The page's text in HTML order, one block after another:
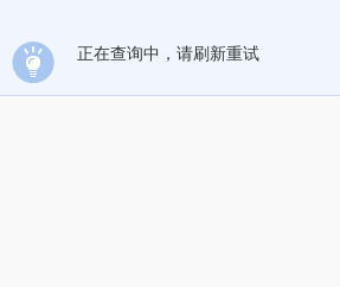
正在查询中，请刷新重试